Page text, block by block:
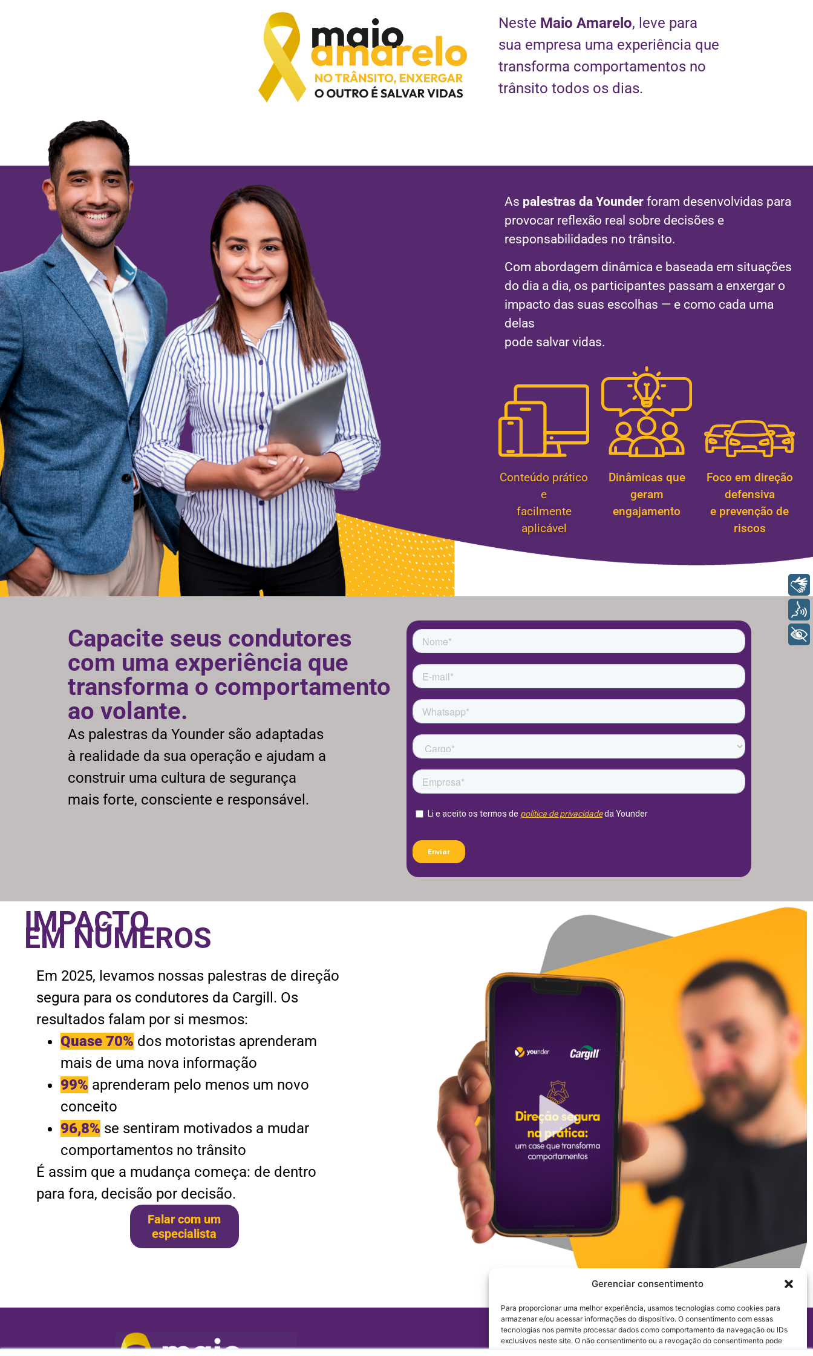
Gerenciar consentimento
Para proporcionar uma melhor experiência, usamos tecnologias como cookies para
armazenar e/ou acessar informações do dispositivo. O consentimento com essas
tecnologias nos permite processar dados como comportamento da navegação ou IDs
exclusivos neste site. O não consentimento ou a revogação do consentimento pode
afetar negativamente determinados recursos e funções.
Neste Maio Amarelo, leve para
sua empresa uma experiência que
transforma comportamentos no
trânsito todos os dias.
As palestras da Younder foram desenvolvidas para
provocar reflexão real sobre decisões e
responsabilidades no trânsito.
Com abordagem dinâmica e baseada em situações
do dia a dia, os participantes passam a enxergar o
impacto das suas escolhas — e como cada uma
delas
pode salvar vidas.
Conteúdo prático
e
facilmente
aplicável
Dinâmicas que
geram
engajamento
Foco em direção
defensiva
e prevenção de
riscos
Capacite seus condutores
com uma experiência que
transforma o comportamento
ao volante.
As palestras da Younder são adaptadas
à realidade da sua operação e ajudam a
construir uma cultura de segurança
mais forte, consciente e responsável.
IMPACTO
EM NÚMEROS
Em 2025, levamos nossas palestras de direção
segura para os condutores da Cargill. Os
resultados falam por si mesmos:
Quase 70% dos motoristas aprenderam
mais de uma nova informação
99% aprenderam pelo menos um novo
conceito
96,8% se sentiram motivados a mudar
comportamentos no trânsito
É assim que a mudança começa: de dentro
para fora, decisão por decisão.
Falar com um
especialista
+ Acessibilidade